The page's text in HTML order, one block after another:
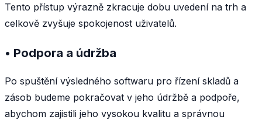
Tento přístup výrazně zkracuje dobu uvedení na trh a
celkově zvyšuje spokojenost uživatelů.
• Podpora a údržba
Po spuštění výsledného softwaru pro řízení skladů a
zásob budeme pokračovat v jeho údržbě a podpoře,
abychom zajistili jeho vysokou kvalitu a správnou